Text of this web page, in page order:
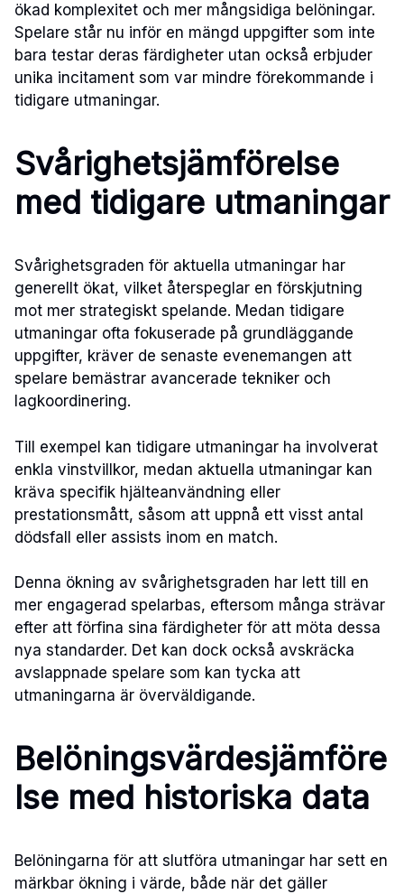
ökad komplexitet och mer mångsidiga belöningar.
Spelare står nu inför en mängd uppgifter som inte
bara testar deras färdigheter utan också erbjuder
unika incitament som var mindre förekommande i
tidigare utmaningar.
Svårighetsjämförelse
med tidigare utmaningar
Svårighetsgraden för aktuella utmaningar har
generellt ökat, vilket återspeglar en förskjutning
mot mer strategiskt spelande. Medan tidigare
utmaningar ofta fokuserade på grundläggande
uppgifter, kräver de senaste evenemangen att
spelare bemästrar avancerade tekniker och
lagkoordinering.
Till exempel kan tidigare utmaningar ha involverat
enkla vinstvillkor, medan aktuella utmaningar kan
kräva specifik hjälteanvändning eller
prestationsmått, såsom att uppnå ett visst antal
dödsfall eller assists inom en match.
Denna ökning av svårighetsgraden har lett till en
mer engagerad spelarbas, eftersom många strävar
efter att förfina sina färdigheter för att möta dessa
nya standarder. Det kan dock också avskräcka
avslappnade spelare som kan tycka att
utmaningarna är överväldigande.
Belöningsvärdesjämföre
lse med historiska data
Belöningarna för att slutföra utmaningar har sett en
märkbar ökning i värde, både när det gäller